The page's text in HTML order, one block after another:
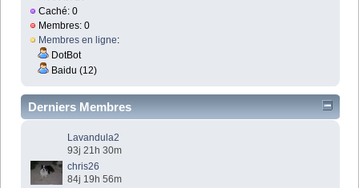
Caché: 0
Membres: 0
Membres en ligne:
DotBot
Baidu (12)
Derniers Membres
Lavandula2
93j 21h 30m
chris26
84j 19h 56m